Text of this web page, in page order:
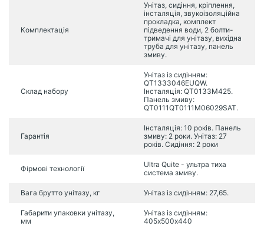
Комплектація
Унітаз, сидіння, кріплення,
інсталяція, звукоізоляційна
прокладка, комплект
підведення води, 2 болти-
тримачі для унітазу, вихідна
труба для унітазу, панель
змиву.
Склад набору
Унітаз із сидінням:
QT1333046EUQW.
Інсталяція: QT0133M425.
Панель змиву:
QT0111QT0111M06029SAT.
Гарантія
Інсталяція: 10 років. Панель
змиву: 2 роки. Унітаз: 27
років. Сидіння: 2 роки
Фірмові технології
Ultra Quite - ультра тиха
система змиву.
Вага брутто унітазу, кг Унітаз із сидінням: 27,65.
Габарити упаковки унітазу,
мм
Унітаз із сидінням:
405х500х440